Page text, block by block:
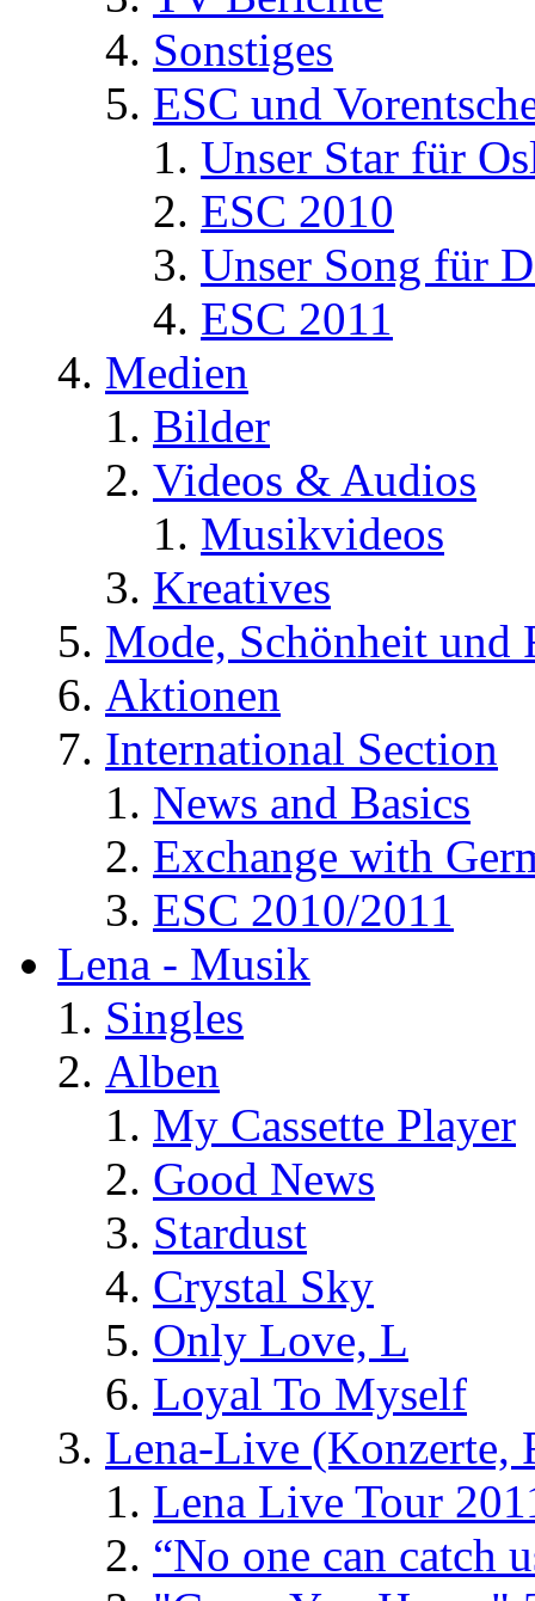
Sonstiges
ESC und
Unser Star für
ESC 2010
Unser Song für
ESC 2011
Medien
Bilder
Videos & Audios
Musikvideos
Kreatives
Mode, Schönheit und
Aktionen
International Section
News and Basics
Exchange with
ESC 2010/2011
Lena - Musik
Singles
Alben
My Cassette Player
Good News
Stardust
Crystal Sky
Only Love, L
Loyal To Myself
Lena-Live (Konzerte,
Lena Live Tour
“No one can catch